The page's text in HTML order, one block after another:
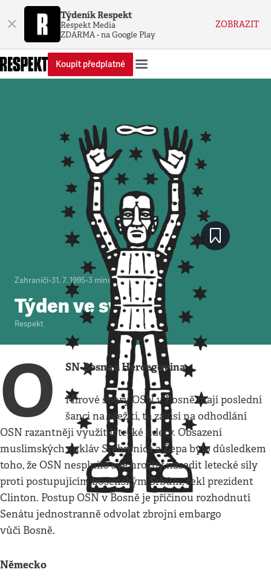
× Týdeník Respekt
Respekt Media
ZDARMA - na Google Play
ZOBRAZIT
Koupit předplatné
Zahraničí•31. 7. 1995•3 minuty
Týden ve světě
Respekt
O SN-Bosna a Hercegovina
Mírové sbory OSN v Bosně mají poslední
šanci na přežití, ta závisí na odhodlání
OSN razantněji využít letecké údery. Obsazení
muslimských enkláv Srebrenica a Žepa bylo důsledkem
toho, že OSN nesplnilo své hrozby nasadit letecké síly
proti postupujícím bosenským Srbům, řekl prezident
Clinton. Postup OSN v Bosně je příčinou rozhodnutí
Senátu jednostranně odvolat zbrojní embargo
vůči Bosně.
Německo